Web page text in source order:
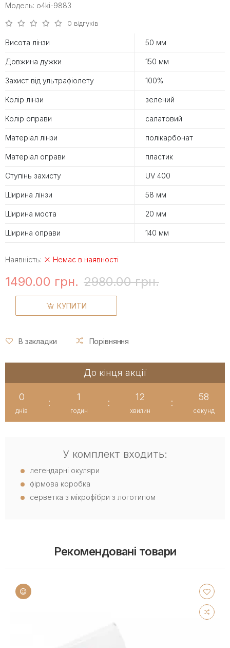
Модель: o4ki-9883
0 відгуків
Висота лінзи 50 мм
Довжина дужки 150 мм
Захист від ультрафіолету 100%
Колір лінзи зелений
Колір оправи салатовий
Матеріал лінзи полікарбонат
Матеріал оправи пластик
Ступінь захисту UV 400
Ширина лінзи 58 мм
Ширина моста 20 мм
Ширина оправи 140 мм
Наявність: Немає в наявності
1490.00 грн. 2980.00 грн.
КУПИТИ
В закладки Порівняння
До кінця акції
0
днів
:
1
годин
:
12
хвилин
:
58
секунд
У комплект входить:
легендарні окуляри
фірмова коробка
серветка з мікрофібри з логотипом
Рекомендовані товари